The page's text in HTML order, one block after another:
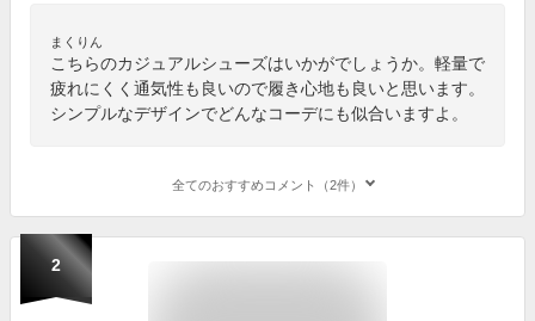
まくりん
こちらのカジュアルシューズはいかがでしょうか。軽量で
疲れにくく通気性も良いので履き心地も良いと思います。
シンプルなデザインでどんなコーデにも似合いますよ。
全てのおすすめコメント（2件）
2